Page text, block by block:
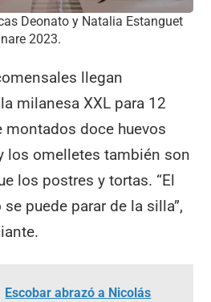
Deonato y Natalia Estanguet
2023.
llegan
milanesa XXL para 12
montados doce huevos
los omelletes también son
los postres y tortas. “El
puede parar de la silla”,
Escobar abrazó a Nicolás